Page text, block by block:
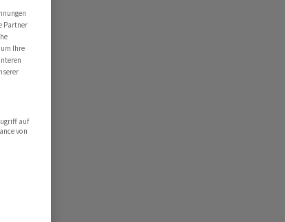
Partner
Ihre
auf
von